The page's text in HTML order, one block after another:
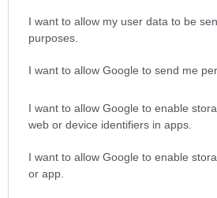
I want to allow my user data to be
purposes.
I want to allow Google to send me
I want to allow Google to enable
web or device identifiers in apps.
I want to allow Google to enable
or app.
ötlet a fenyőfát vízbe tenni egy
a halaknak, és az algák számát
előtt ne felejts el minden díszt